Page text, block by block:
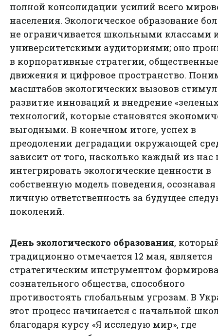
полной консолидации усилий всего
населения. Экологическое образование
не ограничивается школьными классами
университетскими аудиториями; оно
в корпоративные стратегии, общественные
движения и цифровое пространство.
масштабов экологических вызовов
развитие инноваций и внедрение
технологий, которые становятся
выгодными. В конечном итоге, успех в
преодолении деградации окружающей
зависит от того, насколько каждый из нас
интегрировать экологические ценности в
собственную модель поведения, осознавая
личную ответственность за будущее
поколений.
День экологического образования,
традиционно отмечается 12 мая, является
стратегическим инструментом
сознательного общества, способного
противостоять глобальным угрозам. В
этот процесс начинается с начальной
благодаря курсу «Я исследую мир», где